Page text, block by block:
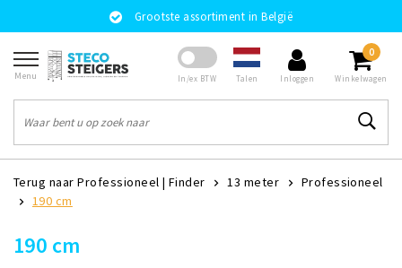
Grootste assortiment in België
Menu In/ex BTW Talen Inloggen
0
Winkelwagen
Terug naar Professioneel | Finder 13 meter
Professioneel
190 cm
190 cm